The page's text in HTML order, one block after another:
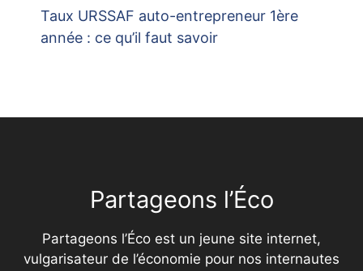
Taux URSSAF auto-entrepreneur 1ère
année : ce qu’il faut savoir
Partageons l’Éco
Partageons l’Éco est un jeune site internet,
vulgarisateur de l’économie pour nos internautes